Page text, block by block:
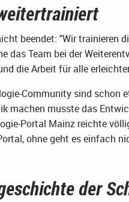
beendet: "Wir trainieren
das Team bei der
die Arbeit für alle
Community sind schon
machen musste das
Portal Mainz reichte
ohne geht es einfach
der